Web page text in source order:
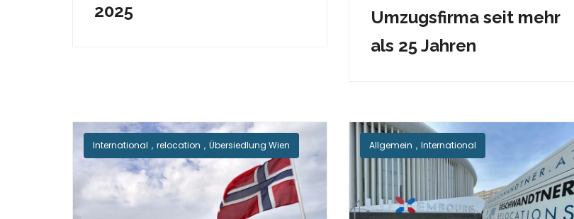
2025
Umzugsfirma seit mehr
als 25 Jahren
International , relocation , Übersiedlung Wien Allgemein , International